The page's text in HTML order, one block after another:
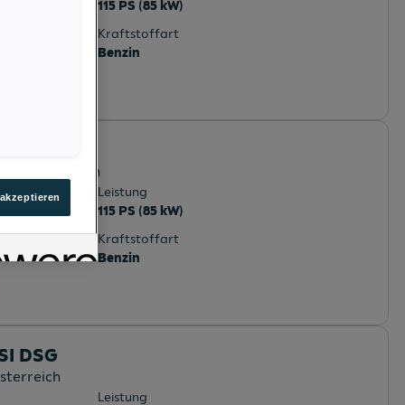
115 PS (85 kW)
Kraftstoffart
Benzin
Leistung
115 PS (85 kW)
Kraftstoffart
Benzin
DSG
Leistung